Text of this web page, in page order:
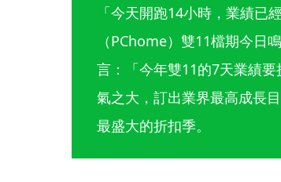
「今天開跑14小時，業績已
（PChome）雙11檔期今日
言：「今年雙11的7天業績
氣之大，訂出業界最高成長
最盛大的折扣季。